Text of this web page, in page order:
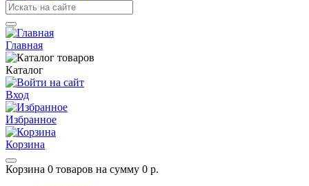
Главная
Каталог
Вход
Избранное
Корзина
Корзина 0 товаров на сумму 0 р.